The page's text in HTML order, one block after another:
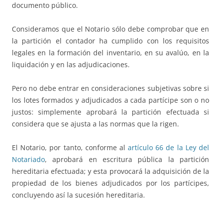
documento público.
Consideramos que el Notario sólo debe comprobar que en
la partición el contador ha cumplido con los requisitos
legales en la formación del inventario, en su avalúo, en la
liquidación y en las adjudicaciones.
Pero no debe entrar en consideraciones subjetivas sobre si
los lotes formados y adjudicados a cada partícipe son o no
justos: simplemente aprobará la partición efectuada si
considera que se ajusta a las normas que la rigen.
El Notario, por tanto, conforme alartículo 66 de la Ley del
Notariado, aprobará en escritura pública la partición
hereditaria efectuada; y esta provocará la adquisición de la
propiedad de los bienes adjudicados por los partícipes,
concluyendo así la sucesión hereditaria.